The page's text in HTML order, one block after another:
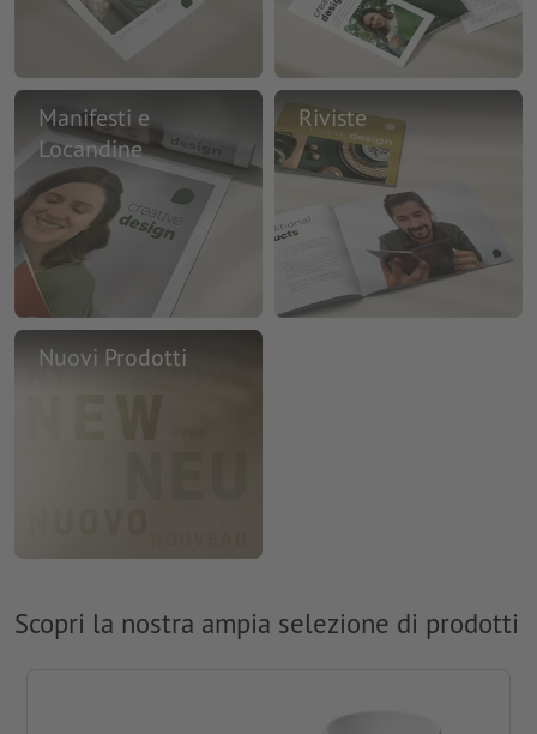
Manifesti e
Locandine
Riviste
Nuovi Prodotti
Scopri la nostra ampia selezione di prodotti